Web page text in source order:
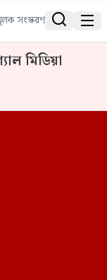
সংস্করণ  
মিডিয়া